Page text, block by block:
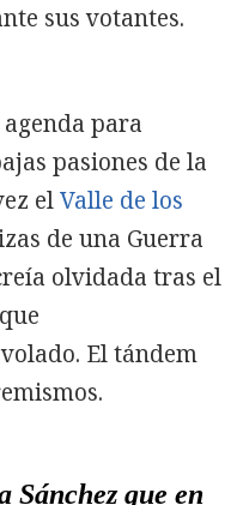
sus votantes.
para
pasiones de la
elValle de los
de una Guerra
olvidada tras el
El tándem
Sánchez que en